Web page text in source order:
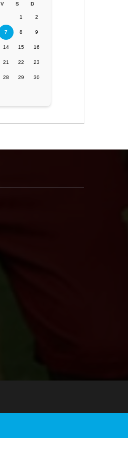
V S D
1 2
7 8 9
14 15 16
21 22 23
28 29 30